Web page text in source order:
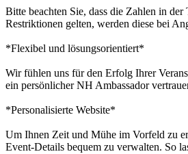
Bitte beachten Sie, dass die Zahlen in
Restriktionen gelten, werden diese bei
*Flexibel und lösungsorientiert*
Wir fühlen uns für den Erfolg Ihrer
ein persönlicher NH Ambassador
*Personalisierte Website*
Um Ihnen Zeit und Mühe im Vorfeld zu
Event-Details bequem zu verwalten. So